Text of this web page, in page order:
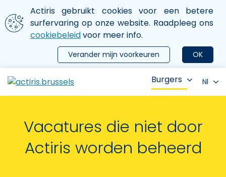
Aller au contenu principal
We gebruiken cookies
Actiris gebruikt cookies voor een betere
surfervaring op onze website. Raadpleeg ons
cookiebeleidvoor meer info.
OK
Verander mijn voorkeuren
le menu
Burgers Nl
Vacatures die niet door
Actiris worden beheerd